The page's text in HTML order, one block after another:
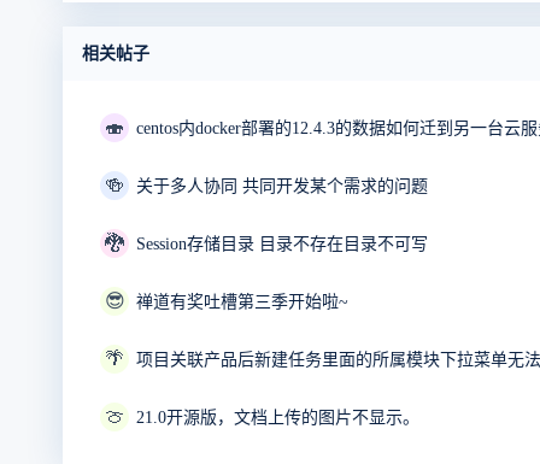
相关帖子
🍣 centos内docker部署的12.4.3的数据如何迁到另一台云
🍻 关于多人协同 共同开发某个需求的问题
🐉 Session存储目录 目录不存在目录不可写
😎 禅道有奖吐槽第三季开始啦~
🌴 项目关联产品后新建任务里面的所属模块下拉菜单无
🍈 21.0开源版，文档上传的图片不显示。